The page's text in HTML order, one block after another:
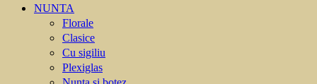
NUNTA
Florale
Clasice
Cu sigiliu
Plexiglas